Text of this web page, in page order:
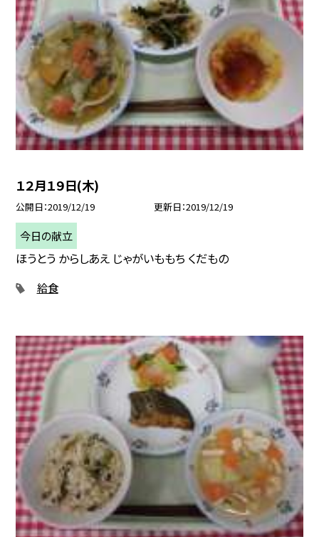
１２月１９日(木)
公開日 2019/12/19 更新日 2019/12/19
今日の献立
ほうとう からしあえ じゃがいももち くだもの
給食